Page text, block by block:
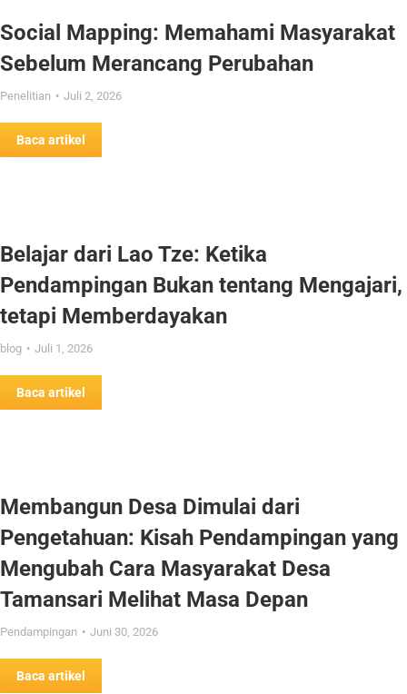
Social Mapping: Memahami Masyarakat
Sebelum Merancang Perubahan
Penelitian Juli 2, 2026
Baca artikel
Belajar dari Lao Tze: Ketika
Pendampingan Bukan tentang Mengajari,
tetapi Memberdayakan
blog Juli 1, 2026
Baca artikel
Membangun Desa Dimulai dari
Pengetahuan: Kisah Pendampingan yang
Mengubah Cara Masyarakat Desa
Tamansari Melihat Masa Depan
Pendampingan Juni 30, 2026
Baca artikel